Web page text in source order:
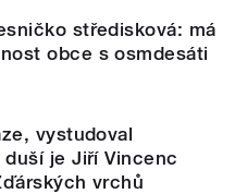
středisková: má
obce s osmdesáti
vystudoval
je Jiří Vincenc
vrchů